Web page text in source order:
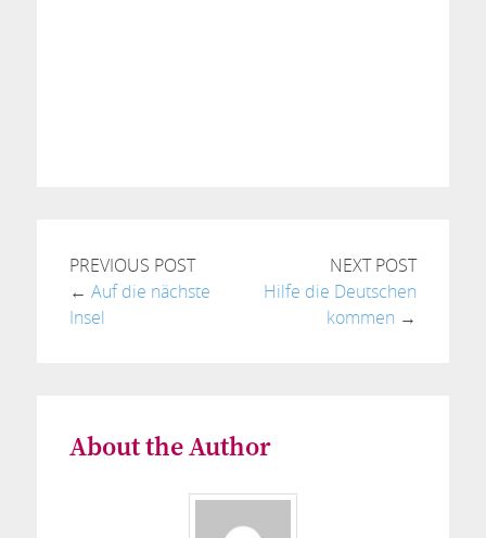
PREVIOUS POST
← Auf die nächste
Insel
NEXT POST
Hilfe die Deutschen
kommen →
About the Author